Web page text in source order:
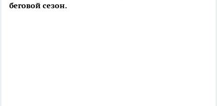
беговой сезон.